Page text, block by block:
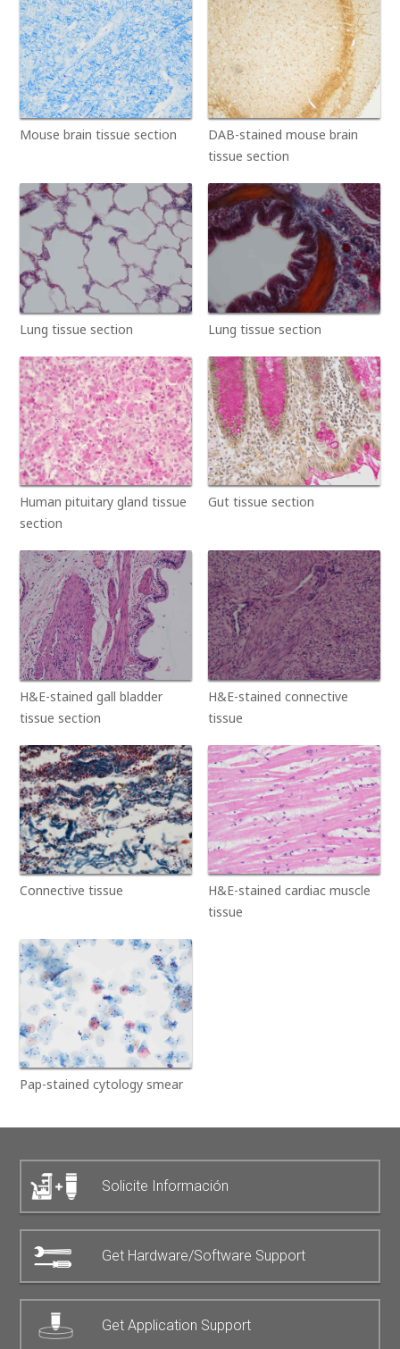
Mouse brain tissue section
DAB-stained mouse brain
tissue section
Lung tissue section Lung tissue section
Human pituitary gland tissue
section
Gut tissue section
H&E-stained gall bladder
tissue section
H&E-stained connective
tissue
Connective tissue
H&E-stained cardiac muscle
tissue
Pap-stained cytology smear
Solicite Información
Get Hardware/Software Support
Get Application Support